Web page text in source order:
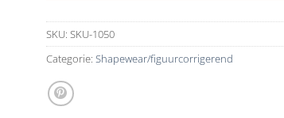
SKU: SKU-1050
Categorie: Shapewear/figuurcorrigerend